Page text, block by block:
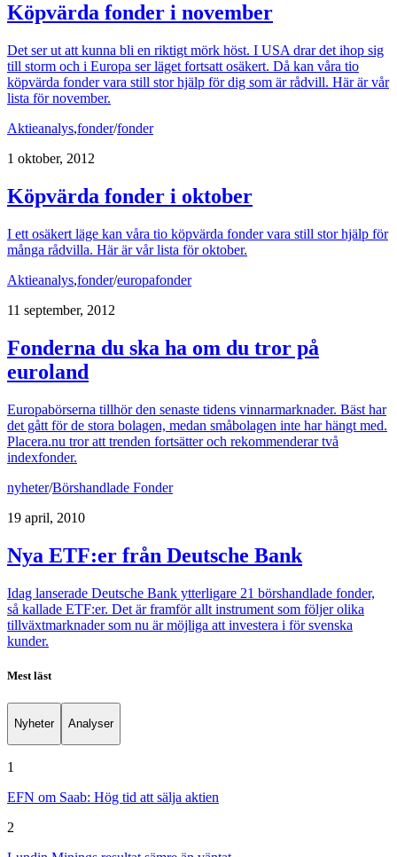
Köpvärda fonder i november
Det ser ut att kunna bli en riktigt mörk höst. I USA drar det ihop sig
till storm och i Europa ser läget fortsatt osäkert. Då kan våra tio
köpvärda fonder vara still stor hjälp för dig som är rådvill. Här är vår
lista för november.
Aktieanalys,fonder/fonder
1 oktober, 2012
Köpvärda fonder i oktober
I ett osäkert läge kan våra tio köpvärda fonder vara still stor hjälp för
många rådvilla. Här är vår lista för oktober.
Aktieanalys,fonder/europafonder
11 september, 2012
Fonderna du ska ha om du tror på
euroland
Europabörserna tillhör den senaste tidens vinnarmarknader. Bäst har
det gått för de stora bolagen, medan småbolagen inte har hängt med.
Placera.nu tror att trenden fortsätter och rekommenderar två
indexfonder.
nyheter/Börshandlade Fonder
19 april, 2010
Nya ETF:er från Deutsche Bank
Idag lanserade Deutsche Bank ytterligare 21 börshandlade fonder,
så kallade ETF:er. Det är framför allt instrument som följer olika
tillväxtmarknader som nu är möjliga att investera i för svenska
kunder.
Mest läst
Nyheter Analyser
1
EFN om Saab: Hög tid att sälja aktien
2